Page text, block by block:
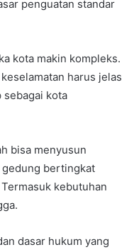
penguatan standar
kota makin kompleks.
harus jelas
sebagai kota
bisa menyusun
bertingkat
kebutuhan
dasar hukum yang